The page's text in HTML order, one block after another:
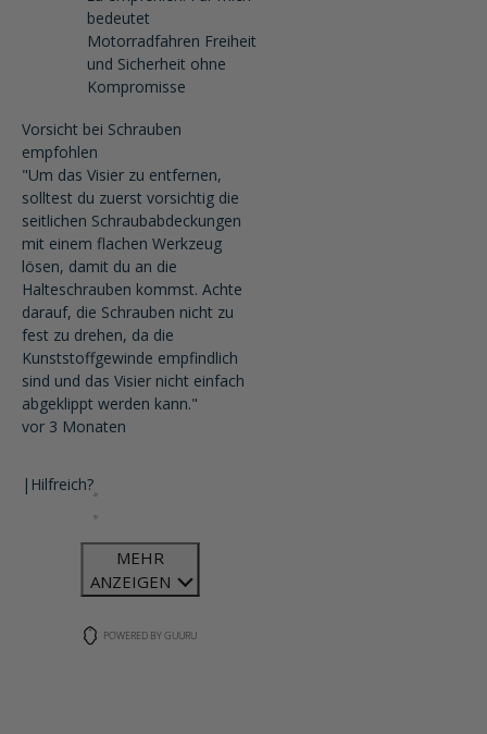
bedeutet
Motorradfahren Freiheit
und Sicherheit ohne
Kompromisse
Vorsicht bei Schrauben
empfohlen
"Um das Visier zu entfernen,
solltest du zuerst vorsichtig die
seitlichen Schraubabdeckungen
mit einem flachen Werkzeug
lösen, damit du an die
Halteschrauben kommst. Achte
darauf, die Schrauben nicht zu
fest zu drehen, da die
Kunststoffgewinde empfindlich
sind und das Visier nicht einfach
abgeklippt werden kann."
vor 3 Monaten
| Hilfreich?
MEHR
ANZEIGEN
POWERED BY GUURU